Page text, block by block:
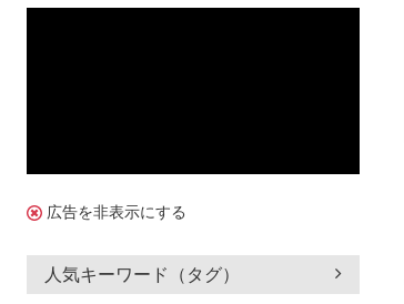
広告を非表示にする
人気キーワード（タグ）